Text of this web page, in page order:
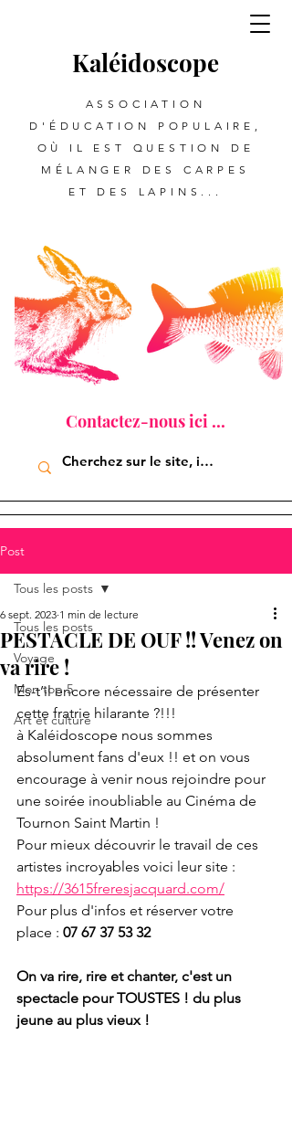
Kaléidoscope
ASSOCIATION
D'ÉDUCATION POPULAIRE,
OÙ IL EST QUESTION DE
MÉLANGER DES CARPES
ET DES LAPINS...
Contactez-nous ici ...
Post
Tous les posts
Voyage
Mon top 5
Art et culture
Tous les posts
PESTACLE DE OUF !! Venez on
va rire !
6 sept. 2023 1 min de lecture
Es-t’il encore nécessaire de présenter
cette fratrie hilarante ?!!!
à Kaléidoscope nous sommes
absolument fans d'eux !! et on vous
encourage à venir nous rejoindre pour
une soirée inoubliable au Cinéma de
Tournon Saint Martin !
Pour mieux découvrir le travail de ces
artistes incroyables voici leur site :
https://3615freresjacquard.com/
Pour plus d'infos et réserver votre
place : 07 67 37 53 32
On va rire, rire et chanter, c'est un
spectacle pour TOUSTES ! du plus
jeune au plus vieux !